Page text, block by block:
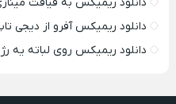
دانلود ریمیکس آفرو از ديجی
دانلود ریمیکس روی لباته یه